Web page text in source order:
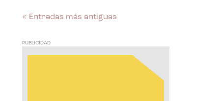
« Entradas más antiguas
PUBLICIDAD